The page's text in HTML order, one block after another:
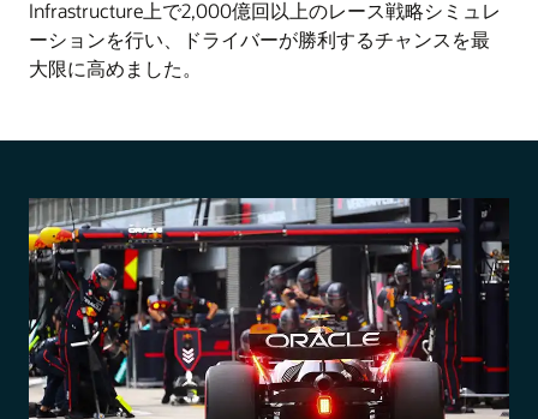
Infrastructure上で2,000億回以上のレース戦略シミュレ
ーションを行い、ドライバーが勝利するチャンスを最
大限に高めました。